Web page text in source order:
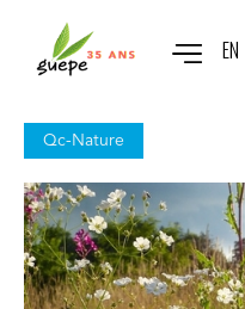
EN
Qc-Nature